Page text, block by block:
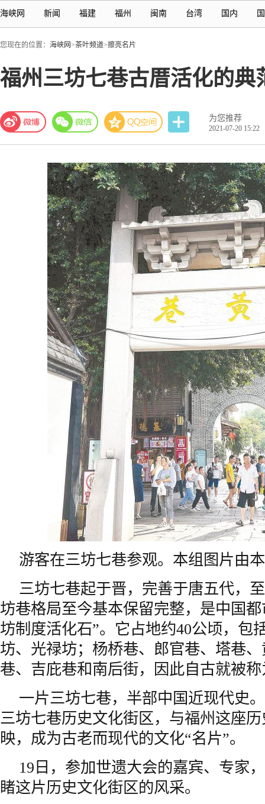
海峡网 新闻 福建 福州 闽南 台湾 国内
您现在的位置： 海峡网>茶叶频道>擦亮名片
福州三坊七巷古厝活化的典
为您推荐
2021-07-20 15:22
游客在三坊七巷参观。本组图片由
三坊七巷起于晋，完善于唐五代，
坊巷格局至今基本保留完整，是中国
坊制度活化石”。它占地约40公顷，包
坊、光禄坊；杨桥巷、郎官巷、塔巷
巷、吉庇巷和南后街，因此自古就被
一片三坊七巷，半部中国近现代史
三坊七巷历史文化街区，与福州 这座
映，成为古老而现代的文化“名片”。
19日，参加世遗大会的嘉宾、专家
睹这片历史文化街区的风采。